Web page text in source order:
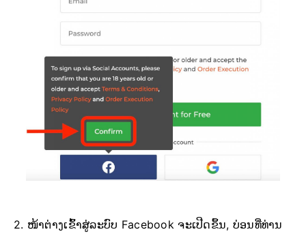
2. ໜ້າຕ່າງເຂົ້າສູ່ລະບົບ Facebook ຈະເປີດຂຶ້ນ, ບ່ອນທີ່ທ່ານ